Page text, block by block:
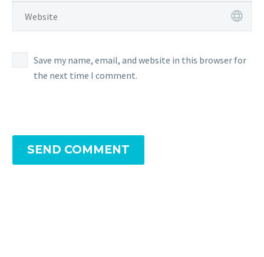
Save my name, email, and website in this browser for
the next time I comment.
SEND COMMENT